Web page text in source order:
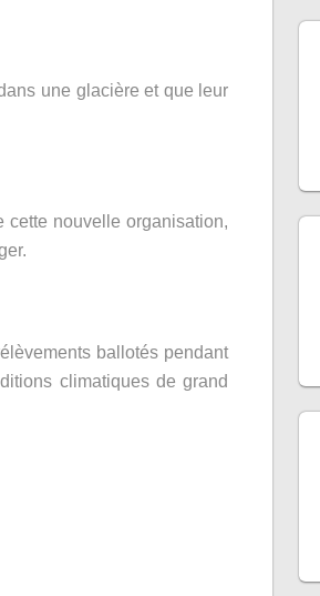
une glacière et que leur
cette nouvelle organisation,
ballotés pendant
climatiques de grand